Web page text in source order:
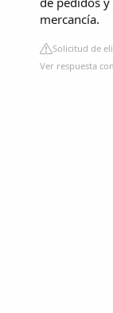
mercancía.
Solicitud de
Ver respuesta